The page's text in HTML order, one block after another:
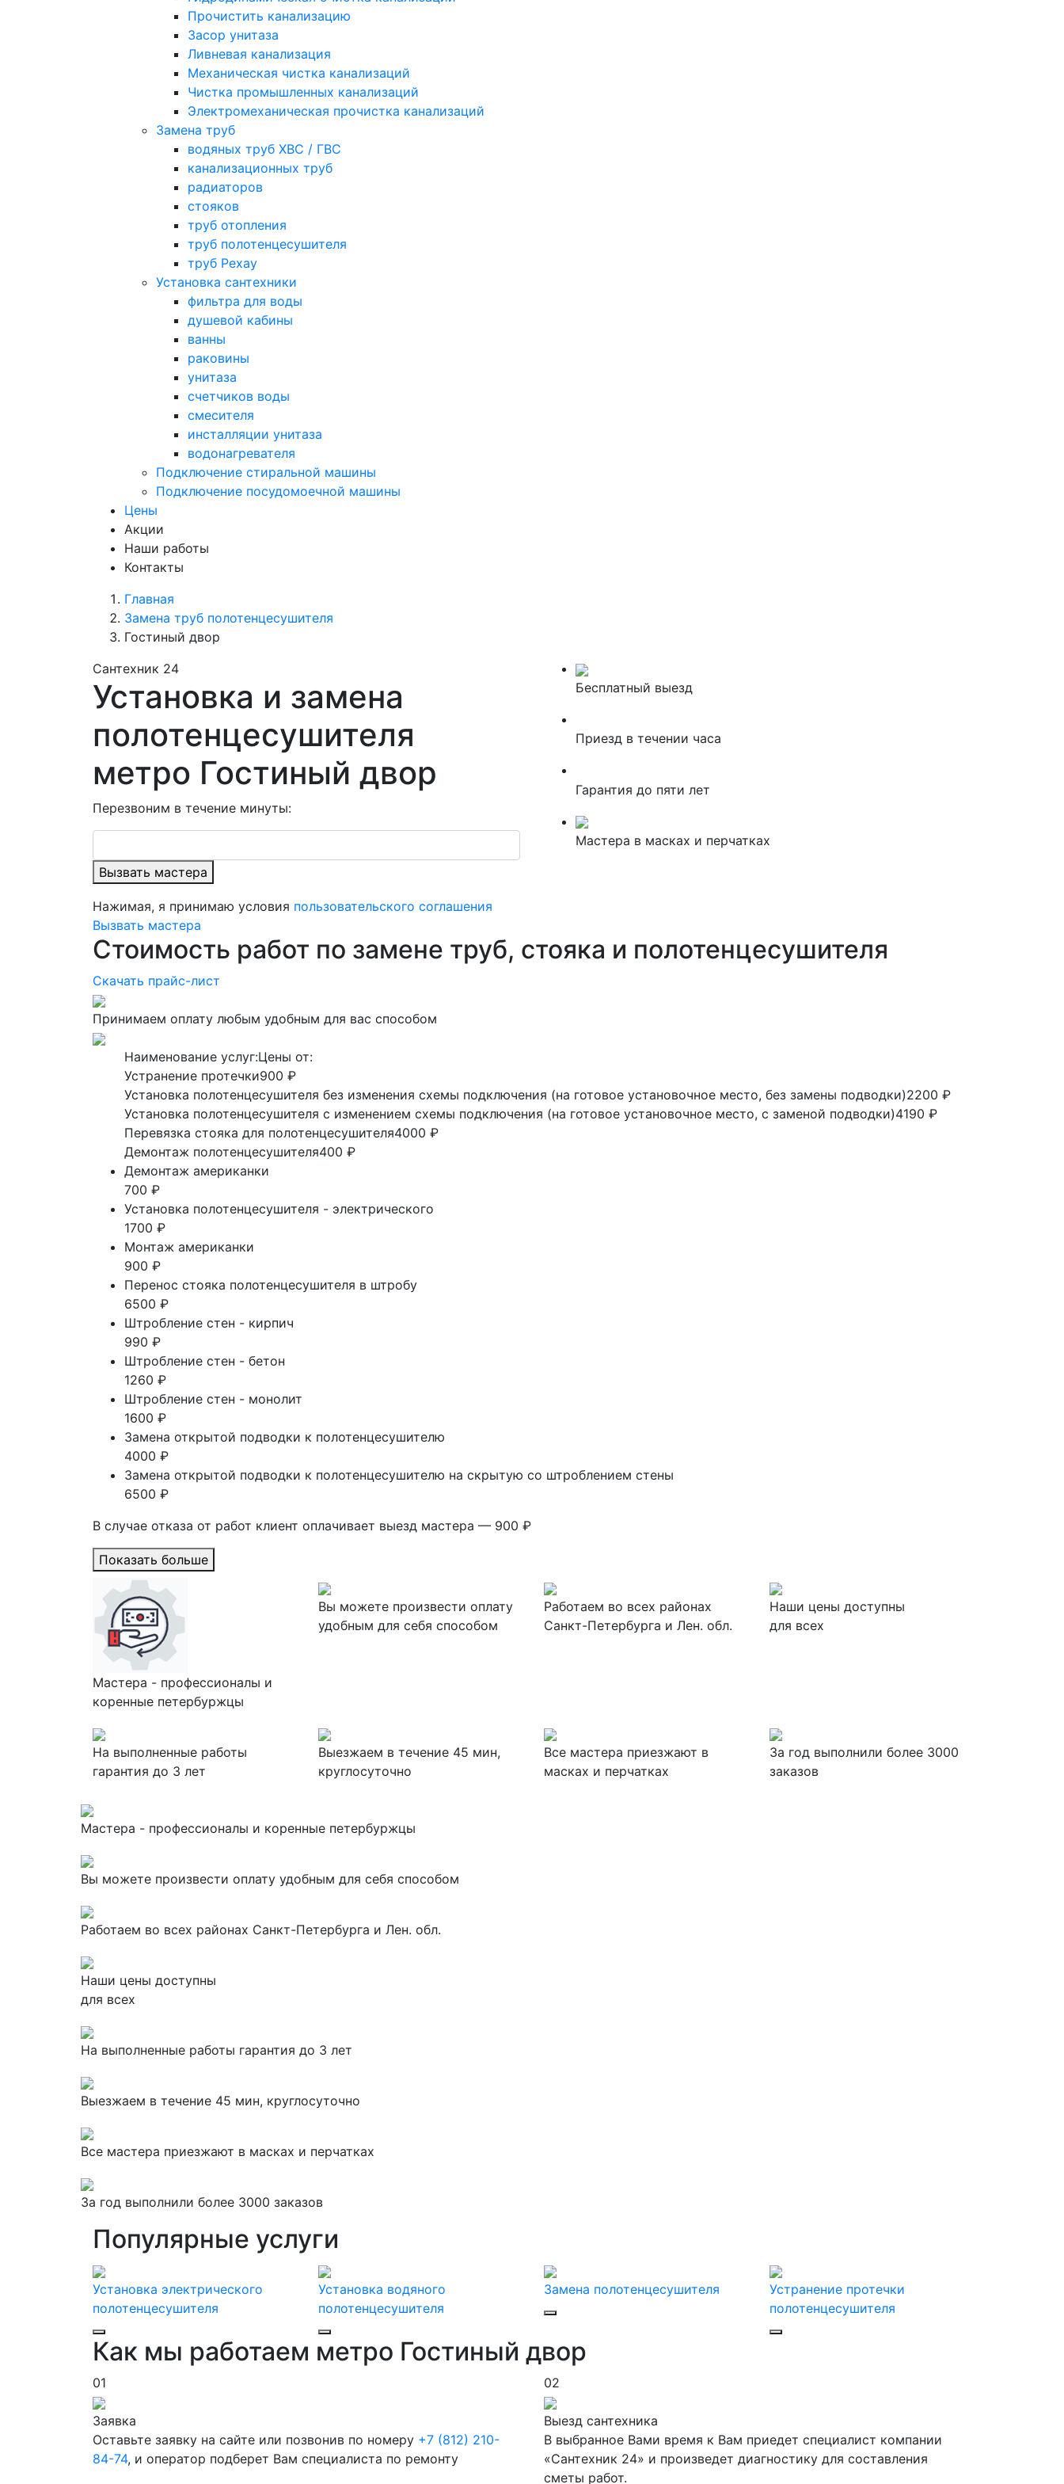
Прочистить канализацию
Засор унитаза
Ливневая канализация
Механическая чистка канализаций
Чистка промышленных канализаций
Электромеханическая прочистка канализаций
Замена труб
водяных труб ХВС / ГВС
канализационных труб
радиаторов
стояков
труб отопления
труб полотенцесушителя
труб Рехау
Установка сантехники
фильтра для воды
душевой кабины
ванны
раковины
унитаза
счетчиков воды
смесителя
инсталляции унитаза
водонагревателя
Подключение стиральной машины
Подключение посудомоечной машины
Цены
Акции
Наши работы
Контакты
Главная
Замена труб полотенцесушителя
Гостиный двор
Сантехник 24
Установка и замена
полотенцесушителя
метро Гостиный двор
Перезвоним в течение минуты:
Вызвать мастера
Нажимая, я принимаю условия пользовательского соглашения
Вызвать мастера
Бесплатный выезд
Приезд в течении часа
Гарантия до пяти лет
Мастера в масках и перчатках
Стоимость работ по замене труб, стояка и полотенцесушителя
Скачать прайс-лист
Принимаем оплату любым удобным для вас способом
Наименование услуг:Цены от:
Устранение протечки900 ₽
Установка полотенцесушителя без изменения схемы подключения (на готовое установочное место, без замены подводки)2200 ₽
Установка полотенцесушителя с изменением схемы подключения (на готовое установочное место, с заменой подводки)4190 ₽
Перевязка стояка для полотенцесушителя4000 ₽
Демонтаж полотенцесушителя400 ₽
Демонтаж американки
700 ₽
Установка полотенцесушителя - электрического
1700 ₽
Монтаж американки
900 ₽
Перенос стояка полотенцесушителя в штробу
6500 ₽
Штробление стен - кирпич
990 ₽
Штробление стен - бетон
1260 ₽
Штробление стен - монолит
1600 ₽
Замена открытой подводки к полотенцесушителю
4000 ₽
Замена открытой подводки к полотенцесушителю на скрытую со штроблением стены
6500 ₽
В случае отказа от работ клиент оплачивает выезд мастера — 900 ₽
Показать больше
Мастера - профессионалы и
коренные петербуржцы
Вы можете произвести оплату
удобным для себя способом
Работаем во всех районах
Санкт-Петербурга и Лен. обл.
Наши цены доступны
для всех
На выполненные работы
гарантия до 3 лет
Выезжаем в течение 45 мин,
круглосуточно
Все мастера приезжают в
масках и перчатках
За год выполнили более 3000
заказов
Мастера - профессионалы и коренные петербуржцы
Вы можете произвести оплату удобным для себя способом
Работаем во всех районах Санкт-Петербурга и Лен. обл.
Наши цены доступны
для всех
На выполненные работы гарантия до 3 лет
Выезжаем в течение 45 мин, круглосуточно
Все мастера приезжают в масках и перчатках
За год выполнили более 3000 заказов
Популярные услуги
Установка электрического
полотенцесушителя
Установка водяного
полотенцесушителя
Замена полотенцесушителя
Устранение протечки
полотенцесушителя
Как мы работаем метро Гостиный двор
01
Заявка
Оставьте заявку на сайте или позвонив по номеру +7 (812) 210-
84-74, и оператор подберет Вам специалиста по ремонту
02
Выезд сантехника
В выбранное Вами время к Вам приедет специалист компании
«Сантехник 24» и произведет диагностику для составления
сметы работ.